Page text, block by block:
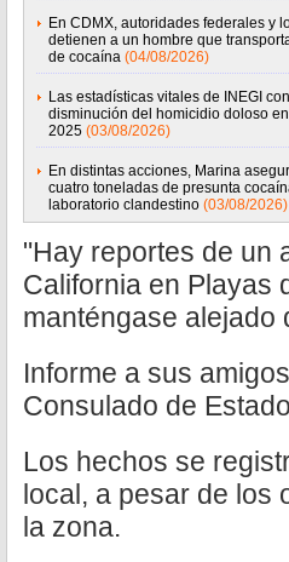
En CDMX, autoridades federales y
detienen a un hombre que
de cocaína (04/08/2026)
Las estadísticas vitales de INEGI
disminución del homicidio doloso en
2025 (03/08/2026)
En distintas acciones, Marina
cuatro toneladas de presunta
laboratorio clandestino (03/08/2026)
"Hay reportes de un
California en Playas
manténgase alejado
Informe a sus
Consulado de
Los hechos se
local, a pesar de los
la zona.